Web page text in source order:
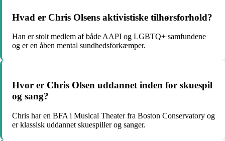
Hvad er Chris Olsens aktivistiske tilhørsforhold?
Han er stolt medlem af både AAPI og LGBTQ+ samfundene
og er en åben mental sundhedsforkæmper.
Hvor er Chris Olsen uddannet inden for skuespil
og sang?
Chris har en BFA i Musical Theater fra Boston Conservatory og
er klassisk uddannet skuespiller og sanger.